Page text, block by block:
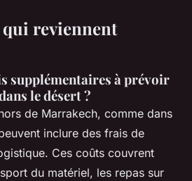
reviennent
supplémentaires à prévoir
le désert ?
de Marrakech, comme dans
inclure des frais de
Ces coûts couvrent
du matériel, les repas sur